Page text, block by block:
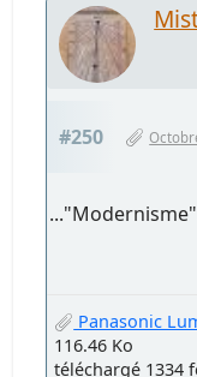
#250
Panasonic Lumix
116.46 Ko
téléchargé 1334